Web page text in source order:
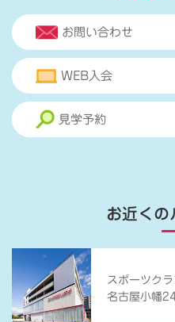
お問い合わせ
WEB入会
見学予約
お近くの
スポーツク
名古屋小幡24